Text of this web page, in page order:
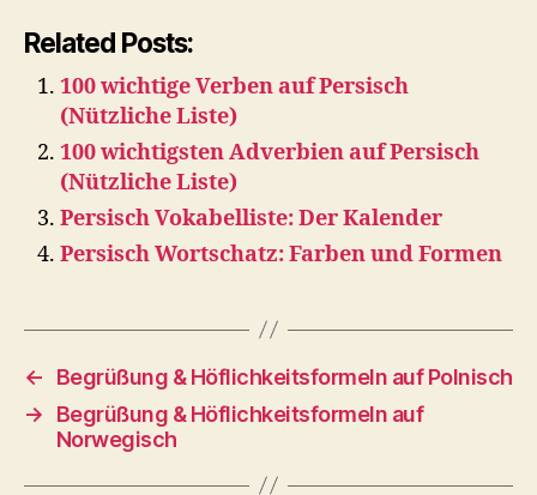
Related Posts:
100 wichtige Verben auf Persisch
(Nützliche Liste)
100 wichtigsten Adverbien auf Persisch
(Nützliche Liste)
Persisch Vokabelliste: Der Kalender
Persisch Wortschatz: Farben und Formen
←
Begrüßung & Höflichkeitsformeln auf Polnisch
→
Begrüßung & Höflichkeitsformeln auf
Norwegisch